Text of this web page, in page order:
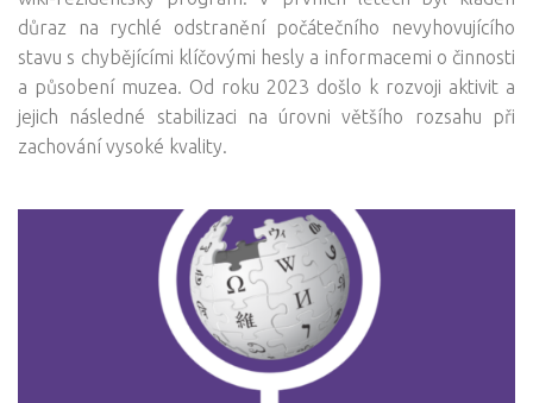
důraz na rychlé odstranění počátečního nevyhovujícího
stavu s chybějícími klíčovými hesly a informacemi o činnosti
a působení muzea. Od roku 2023 došlo k rozvoji aktivit a
jejich následné stabilizaci na úrovni většího rozsahu při
zachování vysoké kvality.